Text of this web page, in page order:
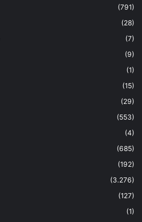
(791)
(28)
(7)
(9)
(1)
(15)
(29)
(553)
(4)
(685)
(192)
(3.276)
(127)
(1)